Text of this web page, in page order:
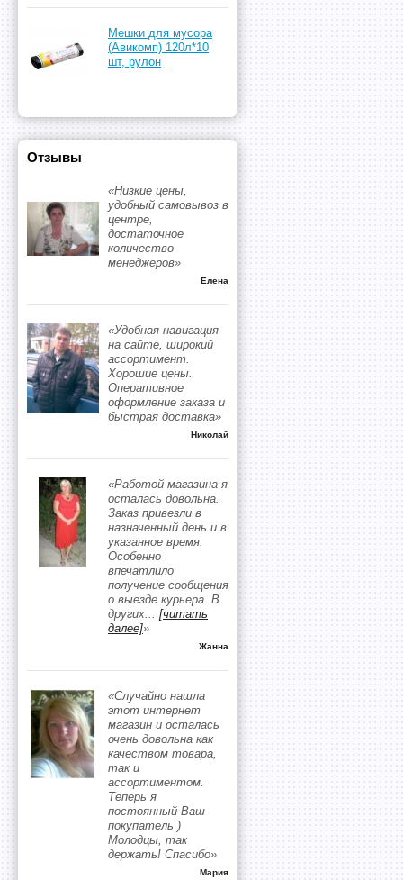
Мешки для мусора
(Авикомп) 120л*10
шт, рулон
Отзывы
«Низкие цены,
удобный самовывоз в
центре,
достаточное
количество
менеджеров»
Елена
«Удобная навигация
на сайте, широкий
ассортимент.
Хорошие цены.
Оперативное
оформление заказа и
быстрая доставка»
Николай
«Работой магазина я
осталась довольна.
Заказ привезли в
назначенный день и в
указанное время.
Особенно
впечатлило
получение сообщения
о выезде курьера. В
других... [читать
далее]»
Жанна
«Случайно нашла
этот интернет
магазин и осталась
очень довольна как
качеством товара,
так и
ассортиментом.
Теперь я
постоянный Ваш
покупатель )
Молодцы, так
держать! Спасибо»
Мария